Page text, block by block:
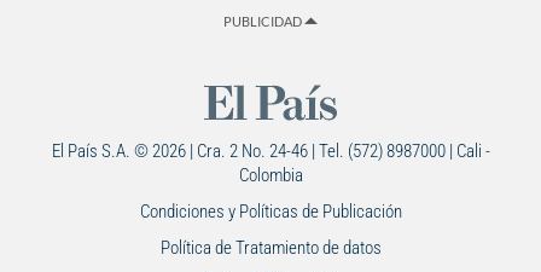
PUBLICIDAD
El País S.A. © 2026 | Cra. 2 No. 24-46 | Tel. (572) 8987000 | Cali -
Colombia
Condiciones y Políticas de Publicación
Política de Tratamiento de datos